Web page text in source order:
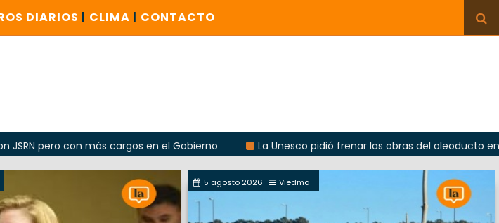
DIARIOS | CLIMA | CONTACTO
con más cargos en el Gobierno
La Unesco pidió frenar las obras del oleoducto en Punta
5 agosto 2026 Viedma